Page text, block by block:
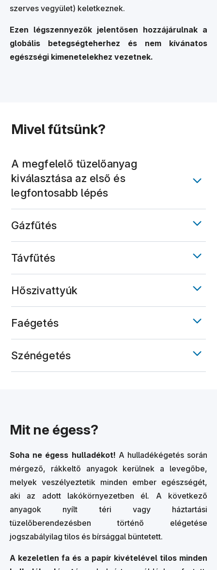
szerves vegyület) keletkeznek.
Ezen légszennyezők jelentősen hozzájárulnak a
globális betegségteherhez és nem kívánatos
egészségi kimenetelekhez vezetnek.
Mivel fűtsünk?
A megfelelő tüzelőanyag
kiválasztása az első és
legfontosabb lépés
Gázfűtés
Távfűtés
Hőszivattyúk
Faégetés
Szénégetés
Mit ne égess?
Soha ne égess hulladékot! A hulladékégetés során
mérgező, rákkeltő anyagok kerülnek a levegőbe,
melyek veszélyeztetik minden ember egészségét,
aki az adott lakókörnyezetben él. A következő
anyagok nyílt téri vagy háztartási
tüzelőberendezésben történő elégetése
jogszabályilag tilos és bírsággal büntetett.
A kezeletlen fa és a papír kivételével tilos minden